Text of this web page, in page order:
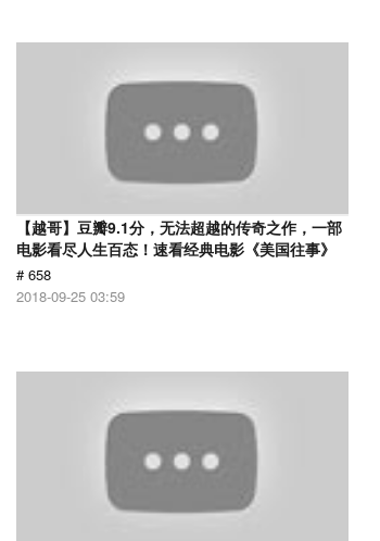
【越哥】豆瓣9.1分，无法超越的传奇之作，一部
电影看尽人生百态！速看经典电影《美国往事》
# 658
2018-09-25 03:59